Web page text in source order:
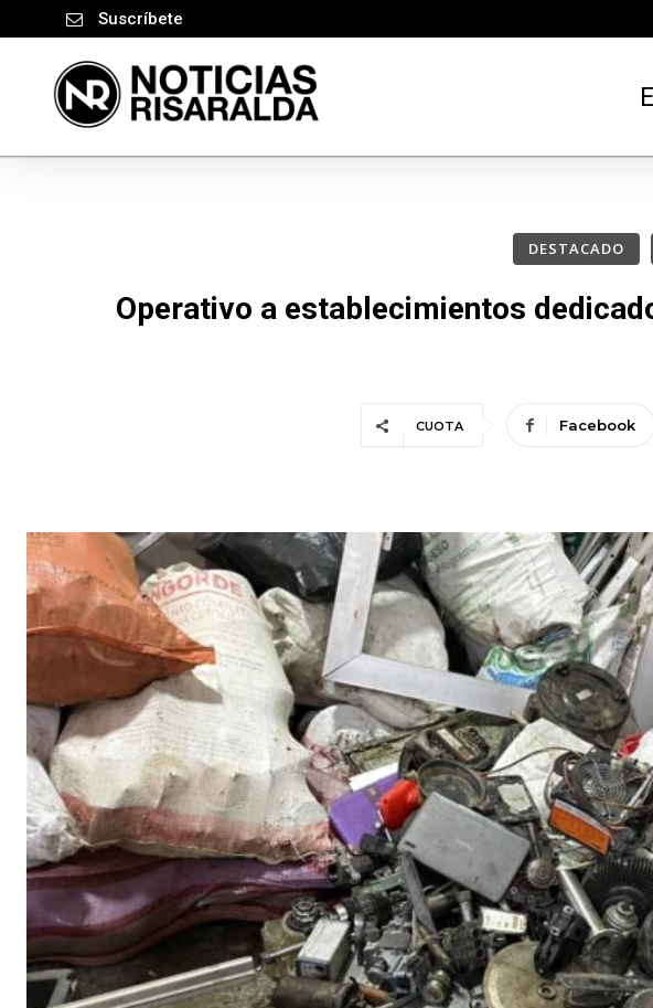
Suscríbete
DESTACADO
Operativo a establecimientos
CUOTA Facebook